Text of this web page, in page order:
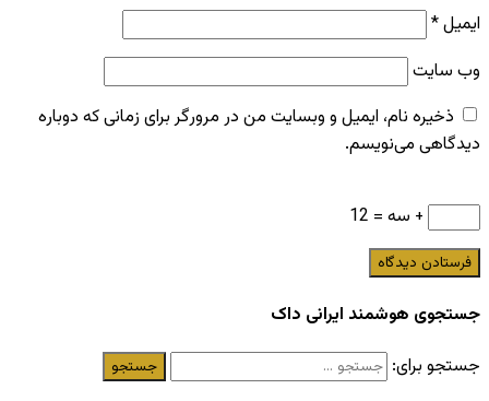
ایمیل*
وب‌ سایت
ذخیره نام، ایمیل و وبسایت من در مرورگر برای زمانی که دوباره
دیدگاهی می‌نویسم.
+ سه = 12
جستجوی هوشمند ایرانی داک
جستجو برای: